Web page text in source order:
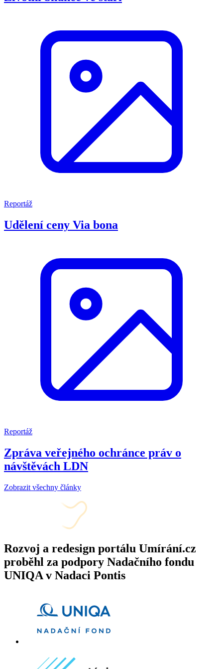
Reportáž
Udělení ceny Via bona
Reportáž
Zpráva veřejného ochránce práv o
návštěvách LDN
Zobrazit všechny články
Rozvoj a redesign portálu Umírání.cz
proběhl za podpory Nadačního fondu
UNIQA v Nadaci Pontis